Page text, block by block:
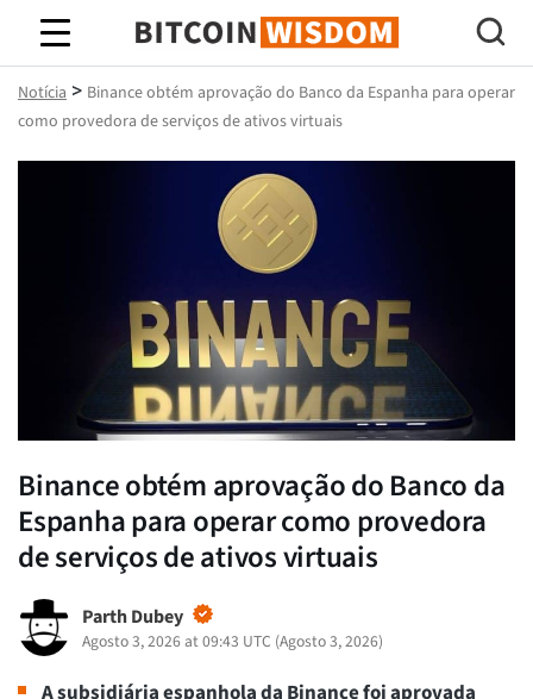
Sabedoria do Bitcoin
Notícia > Binance obtém aprovação do Banco da Espanha para operar
como provedora de serviços de ativos virtuais
Binance obtém aprovação do Banco da
Espanha para operar como provedora
de serviços de ativos virtuais
Parth Dubey
Agosto 3, 2026 at 09:43 UTC (Agosto 3, 2026)
A subsidiária espanhola da Binance foi aprovada